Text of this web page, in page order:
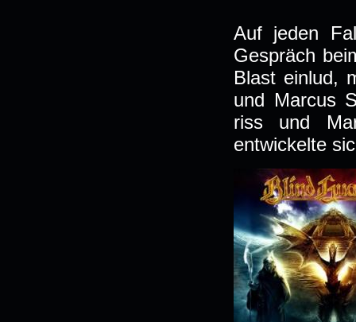
Auf jeden
Gespräch
Blast einlud,
und Marcus
riss und
entwickelte